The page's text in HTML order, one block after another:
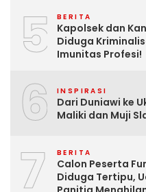
5 BERITA
Kapolsek dan
Diduga
Imunitas Profesi!
6 INSPIRASI
Dari Duniawi ke
Maliki dan Muji
7 BERITA
Calon Peserta
Diduga Tertipu,